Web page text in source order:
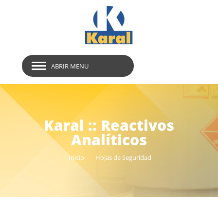
ABRIR MENU
Karal :: Reactivos
Analíticos
Inicio Hojas de Seguridad